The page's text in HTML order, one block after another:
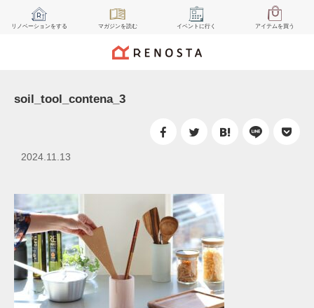
リノベーションをする マガジンを読む イベント に行く アイテムを買う
soil_tool_contena_3
2024.11.13